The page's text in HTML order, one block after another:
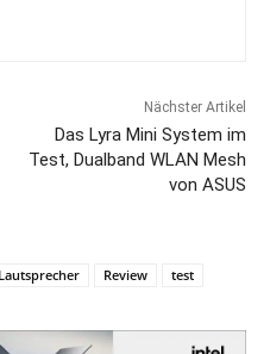
Nächster Artikel
Das Lyra Mini System im
Test, Dualband WLAN Mesh
von ASUS
Lautsprecher Review
test